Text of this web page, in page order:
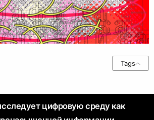
Tags
цифровую среду как